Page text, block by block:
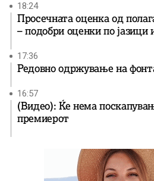
18:24
Просечната оценка од
– подобри оценки по јазици
17:36
Редовно одржување на
16:57
(Видео): Ќе нема
премиерот